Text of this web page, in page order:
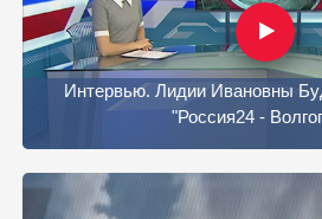
Интервью. Лидии Ивановны
"Россия24 -